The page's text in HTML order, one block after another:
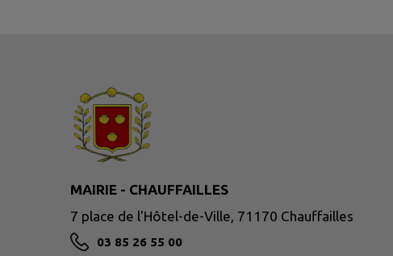
MAIRIE - CHAUFFAILLES
7 place de l'Hôtel-de-Ville, 71170 Chauffailles
03 85 26 55 00